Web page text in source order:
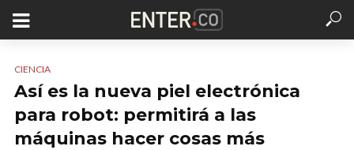
CIENCIA
Así es la nueva piel electrónica
para robot: permitirá a las
máquinas hacer cosas más